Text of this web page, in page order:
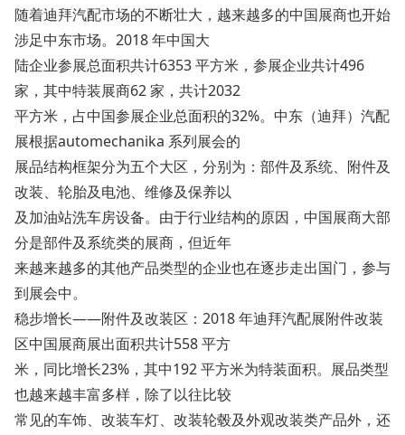
随着迪拜汽配市场的不断壮大，越来越多的中国展商也开始
涉足中东市场。2018 年中国大
陆企业参展总面积共计6353 平方米，参展企业共计496
家，其中特装展商62 家，共计2032
平方米，占中国参展企业总面积的32%。中东（迪拜）汽配
展根据automechanika 系列展会的
展品结构框架分为五个大区，分别为：部件及系统、附件及
改装、轮胎及电池、维修及保养以
及加油站洗车房设备。由于行业结构的原因，中国展商大部
分是部件及系统类的展商，但近年
来越来越多的其他产品类型的企业也在逐步走出国门，参与
到展会中。
稳步增长——附件及改装区：2018 年迪拜汽配展附件改装
区中国展商展出面积共计558 平方
米，同比增长23%，其中192 平方米为特装面积。展品类型
也越来越丰富多样，除了以往比较
常见的车饰、改装车灯、改装轮毂及外观改装类产品外，还